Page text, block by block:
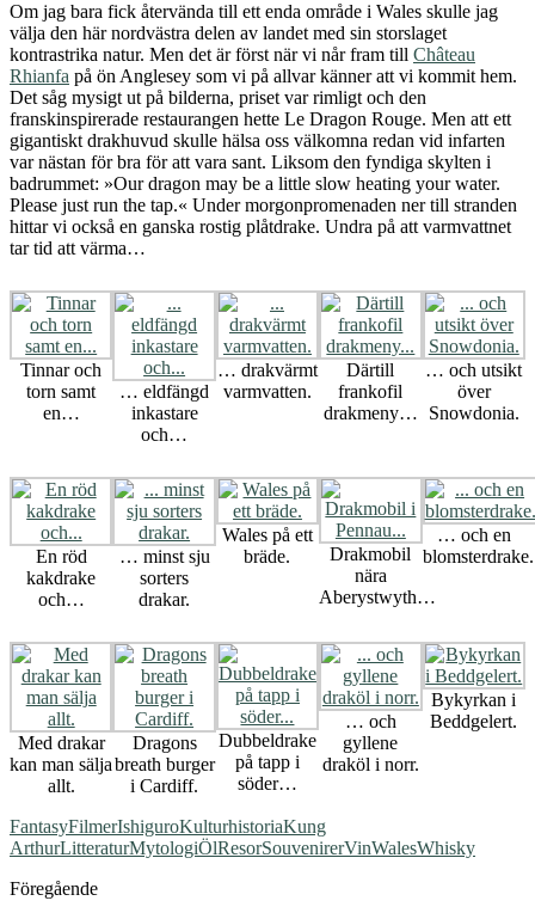
Om jag bara fick återvända till ett enda område i Wales skulle jag
välja den här nordvästra delen av landet med sin storslaget
kontrastrika natur. Men det är först när vi når fram till Château
Rhianfa på ön Anglesey som vi på allvar känner att vi kommit hem.
Det såg mysigt ut på bilderna, priset var rimligt och den
franskinspirerade restaurangen hette Le Dragon Rouge. Men att ett
gigantiskt drakhuvud skulle hälsa oss välkomna redan vid infarten
var nästan för bra för att vara sant. Liksom den fyndiga skylten i
badrummet: »Our dragon may be a little slow heating your water.
Please just run the tap.« Under morgonpromenaden ner till stranden
hittar vi också en ganska rostig plåtdrake. Undra på att varmvattnet
tar tid att värma…
Tinnar och
torn samt
en…
… eldfängd
inkastare
och…
… drakvärmt
varmvatten.
Därtill
frankofil
drakmeny…
… och utsikt
över
Snowdonia.
En röd
kakdrake
och…
… minst sju
sorters
drakar.
Wales på ett
bräde.
Drakmobil
nära
Aberystwyth…
… och en
blomsterdrake.
Med drakar
kan man sälja
allt.
Dragons
breath burger
i Cardiff.
Dubbeldrake
på tapp i
söder…
… och
gyllene
draköl i norr.
Bykyrkan i
Beddgelert.
FantasyFilmerIshiguroKulturhistoriaKung
ArthurLitteraturMytologiÖlResorSouvenirerVinWalesWhisky
Föregående